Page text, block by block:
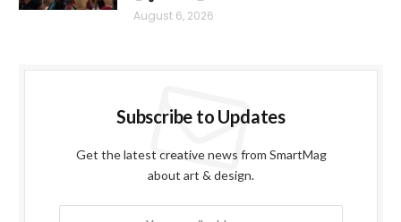
August 6, 2026
Subscribe to Updates
Get the latest creative news from SmartMag
about art & design.